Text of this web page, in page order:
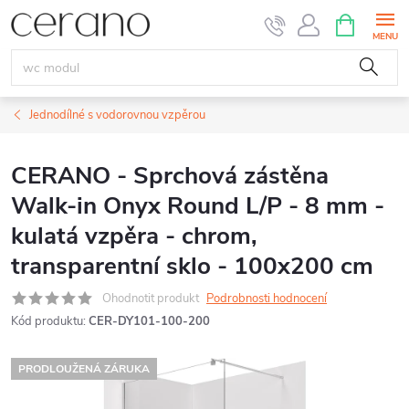
Přejít
na
obsah
NÁKUPNÍ
KOŠÍK
Jednodílné s vodorovnou vzpěrou
CERANO - Sprchová zástěna
Walk-in Onyx Round L/P - 8 mm -
kulatá vzpěra - chrom,
transparentní sklo - 100x200 cm
Ohodnotit produkt Podrobnosti hodnocení
Kód produktu: CER-DY101-100-200
PRODLOUŽENÁ ZÁRUKA